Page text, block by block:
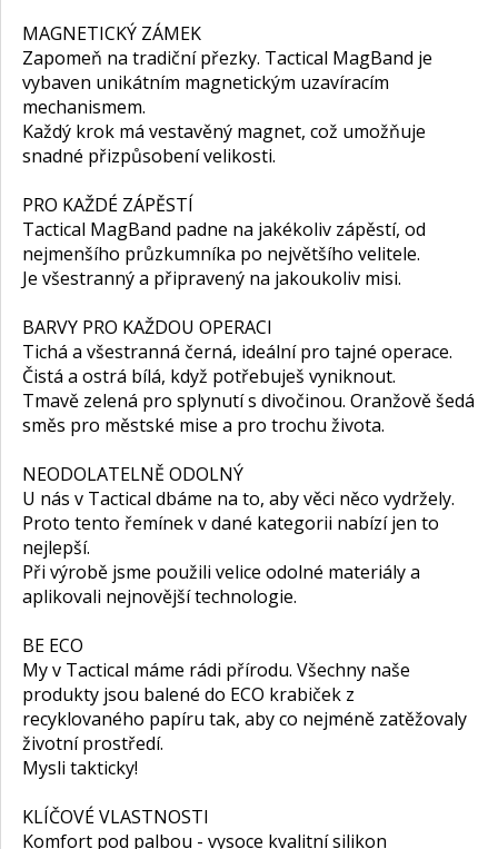
MAGNETICKÝ ZÁMEK
Zapomeň na tradiční přezky. Tactical MagBand je
vybaven unikátním magnetickým uzavíracím
mechanismem.
Každý krok má vestavěný magnet, což umožňuje
snadné přizpůsobení velikosti.
PRO KAŽDÉ ZÁPĚSTÍ
Tactical MagBand padne na jakékoliv zápěstí, od
nejmenšího průzkumníka po největšího velitele.
Je všestranný a připravený na jakoukoliv misi.
BARVY PRO KAŽDOU OPERACI
Tichá a všestranná černá, ideální pro tajné operace.
Čistá a ostrá bílá, když potřebuješ vyniknout.
Tmavě zelená pro splynutí s divočinou. Oranžově šedá
směs pro městské mise a pro trochu života.
NEODOLATELNĚ ODOLNÝ
U nás v Tactical dbáme na to, aby věci něco vydržely.
Proto tento řemínek v dané kategorii nabízí jen to
nejlepší.
Při výrobě jsme použili velice odolné materiály a
aplikovali nejnovější technologie.
BE ECO
My v Tactical máme rádi přírodu. Všechny naše
produkty jsou balené do ECO krabiček z
recyklovaného papíru tak, aby co nejméně zatěžovaly
životní prostředí.
Mysli takticky!
KLÍČOVÉ VLASTNOSTI
Komfort pod palbou - vysoce kvalitní silikon